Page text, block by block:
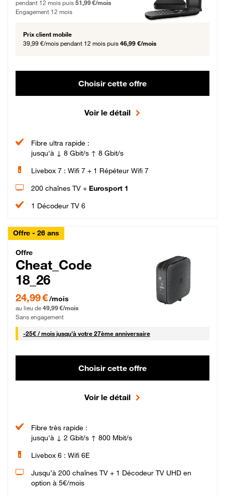
pendant 12 mois puis 51,99 €/mois
Engagement 12 mois
Prix client mobile
39,99 €/mois pendant 12 mois puis 46,99 €/mois
Choisir cette offre
Voir le détail
Fibre ultra rapide :
jusqu'à ↓ 8 Gbit/s ↑ 8 Gbit/s
Livebox 7 : Wifi 7 + 1 Répéteur Wifi 7
200 chaînes TV + Eurosport 1
1 Décodeur TV 6
Offre - 26 ans
Cheat_Code Fibre_18_26
Offre
Cheat_Code
18_26
24,99 € par mois pendant 0 mois puis 49,99 € par mois, Sans engagement
24,99 €/mois
au lieu de 49,99 €/mois
Sans engagement
-25€ / mois25 € par mois
jusqu'à votre 27ème anniversaire
Choisir cette offre
Voir le détail
Fibre très rapide :
jusqu'à ↓ 2 Gbit/s ↑ 800 Mbit/s
Livebox 6 : Wifi 6E
Jusqu’à 200 chaînes TV + 1 Décodeur TV UHD en
option à 5€/mois